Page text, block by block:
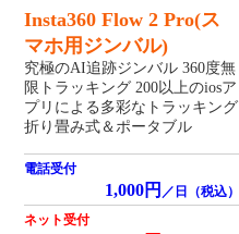
Insta360 Flow 2 Pro(ス
マホ用ジンバル)
究極のAI追跡ジンバル 360度無
限トラッキング 200以上のiosア
プリによる多彩なトラッキング
折り畳み式＆ポータブル
電話受付
1,000円 ／日（税込）
ネット受付